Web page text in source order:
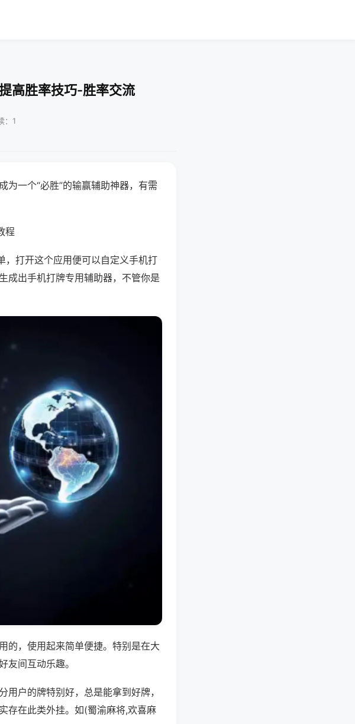
高胜率技巧-胜率交流
：1
为一个“必胜”的输赢辅助神器，有需
程
，打开这个应用便可以自定义手机打
成出手机打牌专用辅助器，不管你是
的，使用起来简单便捷。特别是在大
友间互动乐趣。
户的牌特别好，总是能拿到好牌，
存在此类外挂。如(蜀渝麻将,欢喜麻